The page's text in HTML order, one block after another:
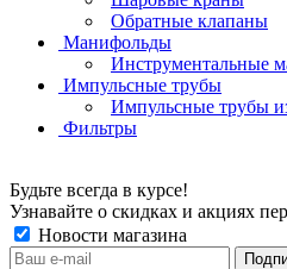
Обратные клапаны
Манифольды
Инструментальные
Импульсные трубы
Импульсные трубы
Фильтры
Будьте всегда в курсе!
Узнавайте о скидках и акциях
Новости магазина